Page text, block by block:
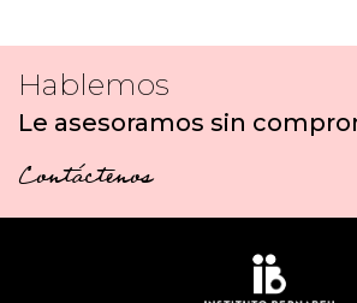
Hablemos
Le asesoramos sin
Contáctenos